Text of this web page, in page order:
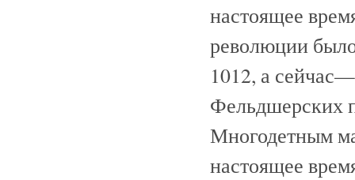
настоящее
революции
1012, а
Фельдшерских
Многодетным
настоящее